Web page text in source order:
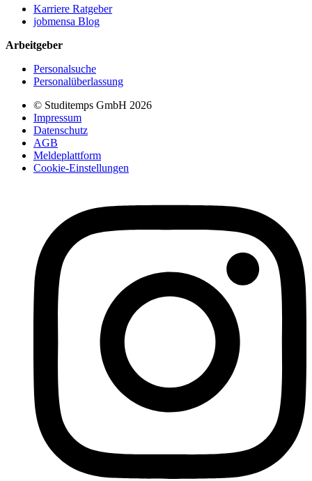
Karriere Ratgeber
jobmensa Blog
Arbeitgeber
Personalsuche
Personalüberlassung
© Studitemps GmbH 2026
Impressum
Datenschutz
AGB
Meldeplattform
Cookie-Einstellungen